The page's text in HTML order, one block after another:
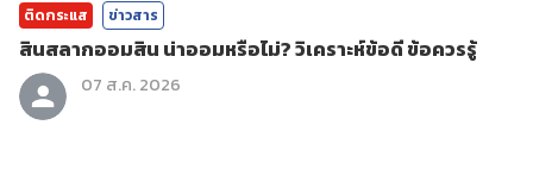
ติดกระแส ข่าวสาร
สินสลากออมสิน น่าออมหรือไม่? วิเคราะห์ข้อดี ข้อควรรู้
07 ส.ค. 2026